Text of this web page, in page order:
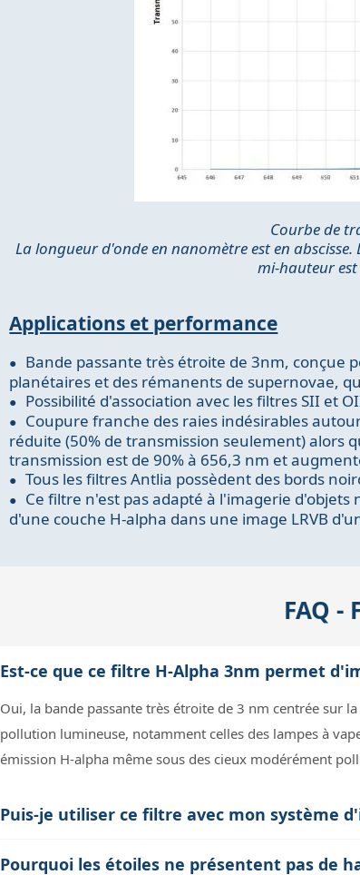
Courbe de
La longueur d'onde en nanomètre est en
mi-hauteur est
Applications et performance
Bande passante très étroite de 3nm, conçue
planétaires et des rémanents de supernovae,
Possibilité d'association avec les filtres SII et
Coupure franche des raies indésirables
réduite (50% de transmission seulement) alors
transmission est de 90% à 656,3 nm et
Tous les filtres Antlia possèdent des bords
Ce filtre n'est pas adapté à l'imagerie
d'une couche H-alpha dans une image LRVB
FAQ -
Est-ce que ce filtre H-Alpha 3nm permet
Oui, la bande passante très étroite de 3 nm centrée sur
pollution lumineuse, notamment celles des lampes à
émission H-alpha même sous des cieux modérément
Puis-je utiliser ce filtre avec mon système
Pourquoi les étoiles ne présentent pas de